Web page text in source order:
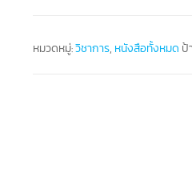
หมวดหมู่:วิชาการ, หนังสือทั้งหมด ป้